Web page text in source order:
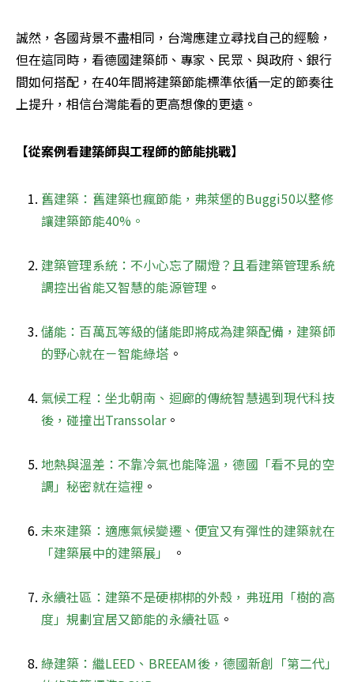
誠然，各國背景不盡相同，台灣應建立尋找自己的經驗，
但在這同時，看德國建築師、專家、民眾、與政府、銀行
間如何搭配，在40年間將建築節能標準依循一定的節奏往
上提升，相信台灣能看的更高想像的更遠。
【從案例看建築師與工程師的節能挑戰】
舊建築：舊建築也瘋節能，弗萊堡的Buggi50以整修
讓建築節能40%。
建築管理系統：不小心忘了關燈？且看建築管理系統
調控出省能又智慧的能源管理 。
儲能：百萬瓦等級的儲能即將成為建築配備，建築師
的野心就在－智能綠塔 。
氣候工程：坐北朝南、迴廊的傳統智慧遇到現代科技
後，碰撞出Transsolar。
地熱與溫差：不靠冷氣也能降溫，德國「看不見的空
調」秘密就在這裡 。
未來建築：適應氣候變遷、便宜又有彈性的建築就在
「建築展中的建築展」
。
永續社區：建築不是硬梆梆的外殼，弗班用「樹的高
度」規劃宜居又節能的永續社區 。
綠建築：繼LEED、BREEAM後，德國新創「第二代」